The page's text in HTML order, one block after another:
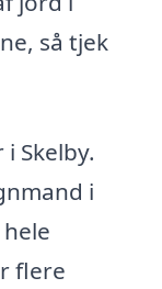
så tjek
Skelby.
i
flere